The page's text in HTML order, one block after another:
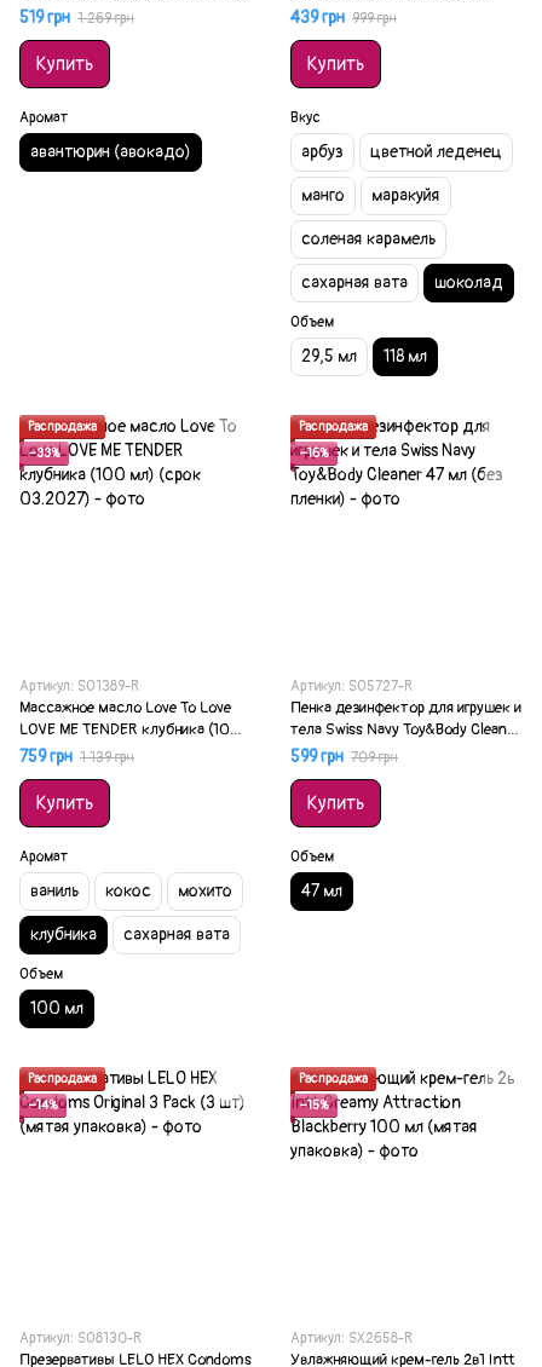
519 грн 1 269 грн
Купить
Аромат
авантюрин (авокадо)
24.09.2026)
439 грн 999 грн
Купить
Вкус
арбуз цветной леденец
манго маракуйя
соленая карамель
сахарная вата шоколад
Объем
29,5 мл 118 мл
Распродажа
−33%
Артикул: SO1389-R
Массажное масло Love To Love
LOVE ME TENDER клубника (100
мл) (срок 03.2027)
759 грн 1 139 грн
Купить
Аромат
ваниль кокос мохито
клубника сахарная вата
Объем
100 мл
Распродажа
−16%
Артикул: SO5727-R
Пенка дезинфектор для игрушек и
тела Swiss Navy Toy&Body Cleaner
47 мл (без пленки)
599 грн 709 грн
Купить
Объем
47 мл
Распродажа
−14%
Артикул: SO8130-R
Презервативы LELO HEX Condoms
Распродажа
−15%
Артикул: SX2658-R
Увлажняющий крем-гель 2в1 Intt